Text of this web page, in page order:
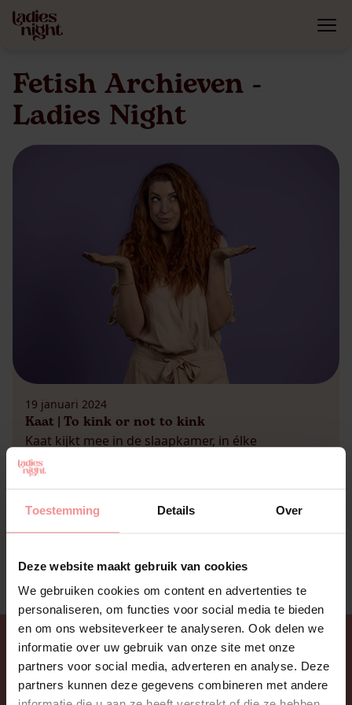
Toestemming Details Over
Deze website maakt gebruik van cookies
We gebruiken cookies om content en advertenties te
personaliseren, om functies voor social media te bieden
en om ons websiteverkeer te analyseren. Ook delen we
informatie over uw gebruik van onze site met onze
partners voor social media, adverteren en analyse. Deze
partners kunnen deze gegevens combineren met andere
Fetish Archieven -
Ladies Night
19 januari 2024
Kaat | To kink or not to kink
Kaat kijkt mee in de slaapkamer, in élke
slaapkamer Had ik al gezegd dat ik werkelijk de
allerbeste job in de wereld heb? Ik denk het wel,
de meest boeiende! Door mijn werk als
seksuologe krijg ik een exclusieve inkijk in de